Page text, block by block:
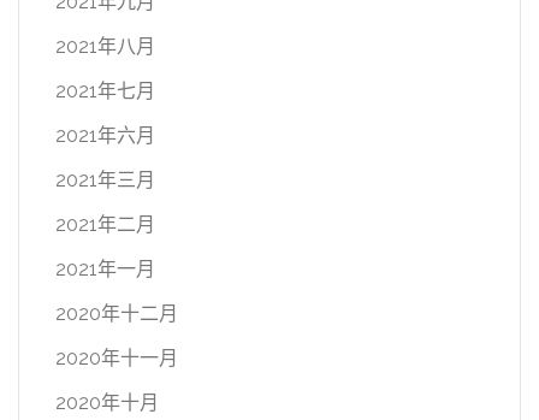
2021年八月
2021年七月
2021年六月
2021年三月
2021年二月
2021年一月
2020年十二月
2020年十一月
2020年十月